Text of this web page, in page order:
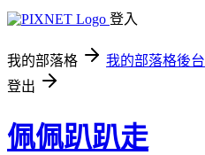
登入
我的部落格 我的部落格後台
登出
佩佩趴趴走